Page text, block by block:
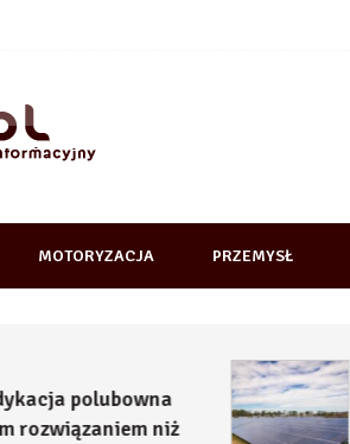
MOTORYZACJA PRZEMYSŁ
polubowna
rozwiązaniem niż